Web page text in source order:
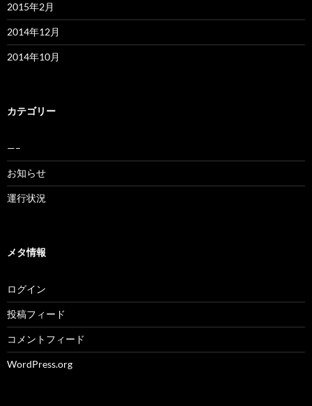
2015年2月
2014年12月
2014年10月
カテゴリー
—–
お知らせ
運行状況
メタ情報
ログイン
投稿フィード
コメントフィード
WordPress.org